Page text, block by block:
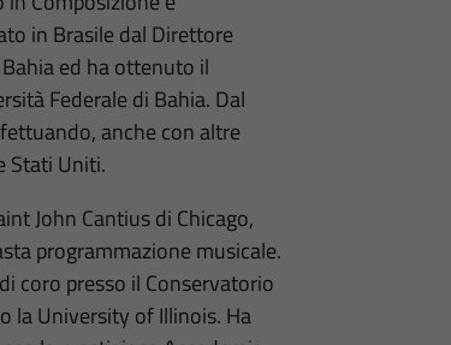
in Brasile dal Direttore
ed ha ottenuto il
Federale di Bahia. Dal
anche con altre
Stati Uniti.
John Cantius di Chicago,
programmazione musicale.
coro presso il Conservatorio
la University of Illinois. Ha